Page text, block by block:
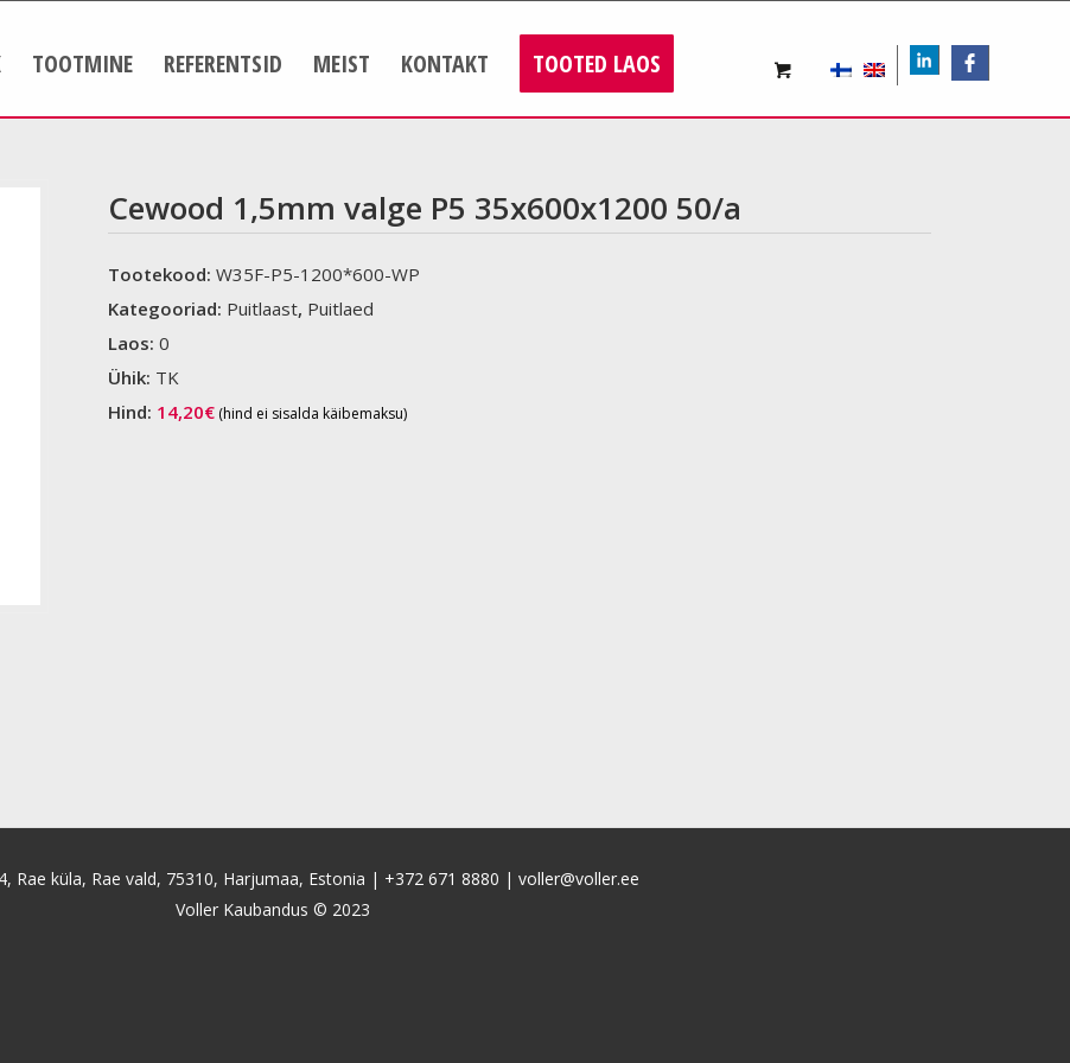
FB
LIn
TOOTMINE REFERENTSID MEIST KONTAKT TOOTED LAOS
Cewood 1,5mm valge P5 35x600x1200 50/a
Tootekood:W35F-P5-1200*600-WP
Kategooriad: Puitlaast, Puitlaed
Laos:0
Ühik: TK
Hind: 14,20€ (hind ei sisalda käibemaksu)
Rae küla, Rae vald, 75310, Harjumaa, Estonia | +372 671 8880 | voller@voller.ee
Voller Kaubandus © 2023